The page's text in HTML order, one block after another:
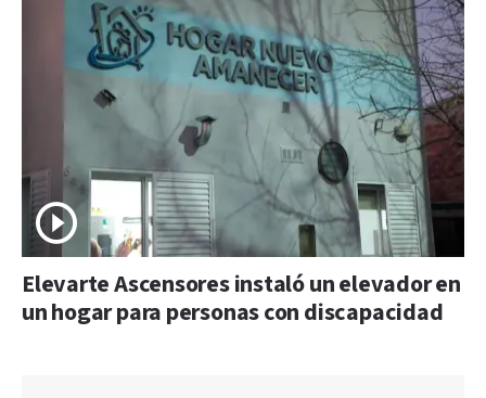
Elevarte Ascensores instaló un elevador en
un hogar para personas con discapacidad